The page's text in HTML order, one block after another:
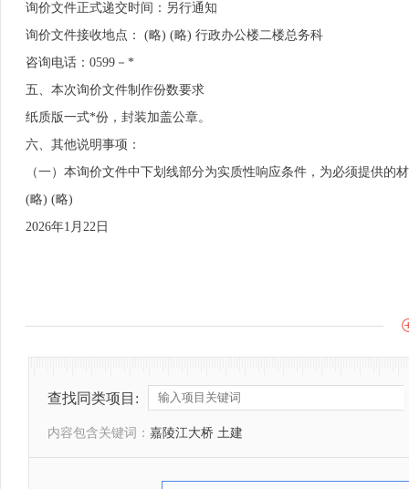
询价文件正式递交时间：另行通知
询价文件接收地点： (略) (略) 行政办公楼二楼总务科
咨询电话：0599－*
五、本次询价文件制作份数要求
纸质版一式*份，封装加盖公章。
六、其他说明事项：
（一）本询价文件中下划线部分为实质性响应条件，为必须提供的
(略) (略)
2026年1月22日
查找同类项目:
内容包含关键词： 嘉陵江大桥 土建